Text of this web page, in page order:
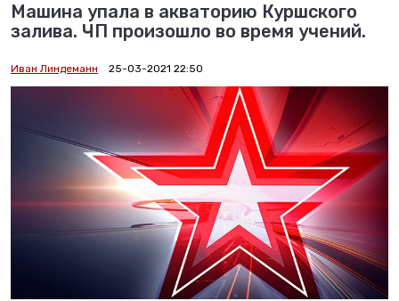
Машина упала в акваторию Куршского
залива. ЧП произошло во время учений.
Иван Линдеманн 25-03-2021 22:50